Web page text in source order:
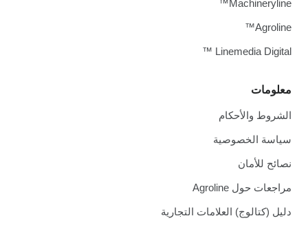
معلومات
الشروط والأحكام
سياسة الخصوصية
نصائح للأمان
مراجعات حول Agroline
دليل (كتالوج) العلامات التجارية
Machineryline™
Agroline™
Linemedia Digital ™